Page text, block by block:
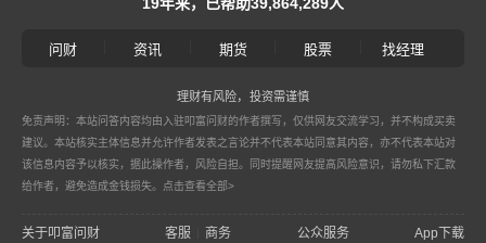
问财 资讯 期货 股票 找经理
理财有风险，投资需谨慎
免责声明：本站问答内容均由入驻叩富问财的作者撰写，仅供网友交流学习，并不构成买卖
建议。本站核实主体信息并允许作者发表之言论并不代表本站同意其内容，亦不代表本站对
该信息内容予以核实，据此操作者，风险自担。同时提醒网友提高风险意识，请勿私下汇款
给作者，避免造成金钱损失。 点击查看全部>
关于叩富问财 客服 商务 公众服务 App下载